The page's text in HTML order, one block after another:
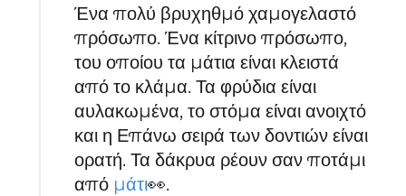
Ένα πολύ βρυχηθμό χαμογελαστό
πρόσωπο. Ένα κίτρινο πρόσωπο,
του οποίου τα μάτια είναι κλειστά
από το κλάμα. Τα φρύδια είναι
αυλακωμένα, το στόμα είναι ανοιχτό
και η Επάνω σειρά των δοντιών είναι
ορατή. Τα δάκρυα ρέουν σαν ποτάμι
από μάτι👀.